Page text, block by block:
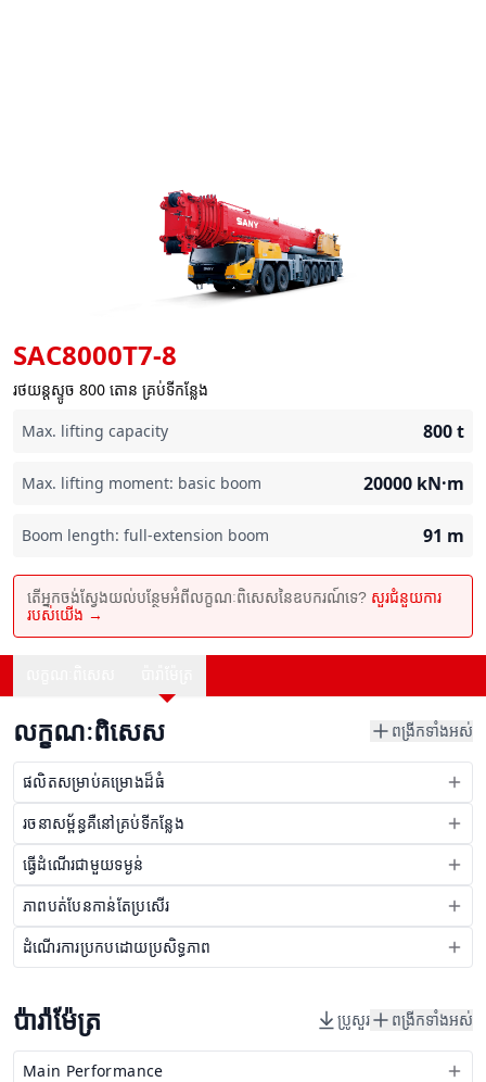
SAC8000T7-8
រថយន្តស្ទូច 800 តោន គ្រប់ទីកន្លែង
Max. lifting capacity
800t
Max. lifting moment: basic boom 20000 kN·m
Boom length: full-extension boom 91 m
តើអ្នកចង់ស្វែងយល់បន្ថែមអំពីលក្ខណៈពិសេសនៃឧបករណ៍ទេ? សួរជំនួយការ
របស់យើង →
លក្ខណៈពិសេស ពង្រីកទាំងអស់
ផលិតសម្រាប់គម្រោងដ៏ធំ
រចនាសម្ព័ន្ធគឺនៅគ្រប់ទីកន្លែង
ធ្វើដំណើរជាមួយទម្ងន់
ភាពបត់បែនកាន់តែប្រសើរ
ដំណើរការប្រកបដោយប្រសិទ្ធភាព
ប៉ារ៉ាម៉ែត្រ ប្រូសួរ ពង្រីកទាំងអស់
Main Performance